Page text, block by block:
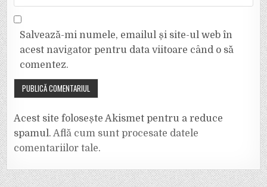
Salvează-mi numele, emailul și site-ul web în
acest navigator pentru data viitoare când o să
comentez.
Acest site folosește Akismet pentru a reduce
spamul. Află cum sunt procesate datele
comentariilor tale.